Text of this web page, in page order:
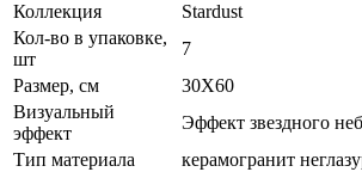
Коллекция
Stardust
Кол-во в упаковке,
шт
7
Размер, см
30X60
Визуальный
эффект
Эффект звездного
Тип материала
керамогранит